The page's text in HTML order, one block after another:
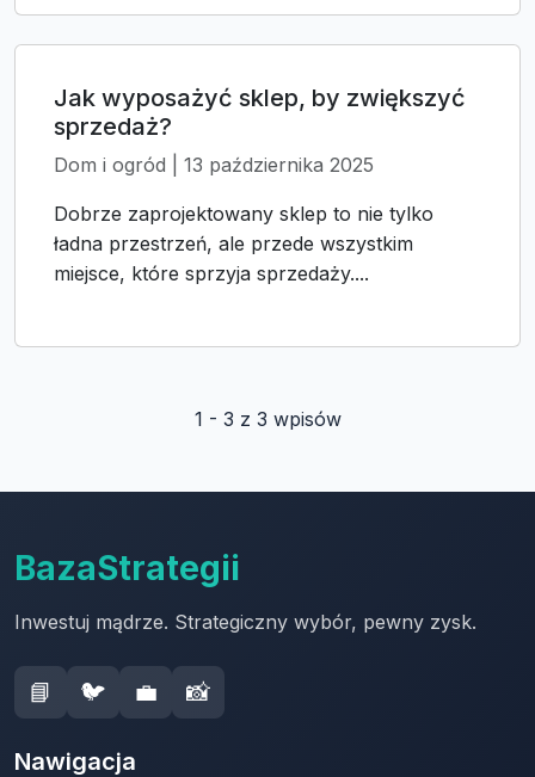
Jak wyposażyć sklep, by zwiększyć
sprzedaż?
Dom i ogród | 13 października 2025
Dobrze zaprojektowany sklep to nie tylko
ładna przestrzeń, ale przede wszystkim
miejsce, które sprzyja sprzedaży....
1 - 3 z 3 wpisów
BazaStrategii
Inwestuj mądrze. Strategiczny wybór, pewny zysk.
📘 🐦 💼 📸
Nawigacja